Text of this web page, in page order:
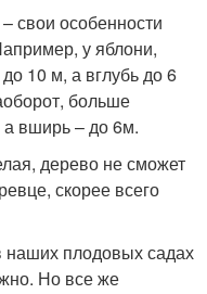
свои особенности
у яблони,
10 м, а вглубь до 6
больше
а вширь – до 6м.
дерево не сможет
скорее всего
наших плодовых садах
Но все же